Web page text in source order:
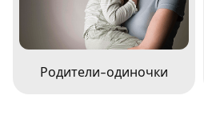
Родители-одиночки